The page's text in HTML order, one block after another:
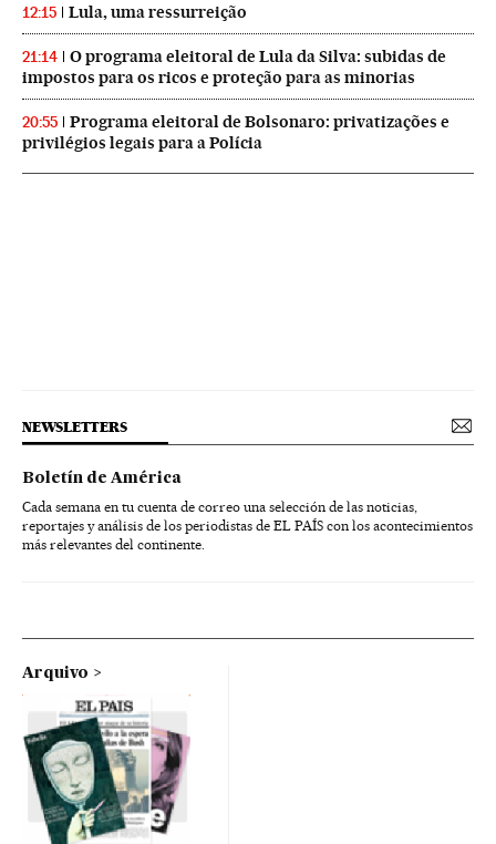
12:15 Lula, uma ressurreição
21:14
O programa eleitoral de Lula da Silva: subidas de
impostos para os ricos e proteção para as minorias
20:55
Programa eleitoral de Bolsonaro: privatizações e
privilégios legais para a Polícia
NEWSLETTERS
Boletín de América
Cada semana en tu cuenta de correo una selección de las noticias,
reportajes y análisis de los periodistas de EL PAÍS con los acontecimientos
más relevantes del continente.
Arquivo